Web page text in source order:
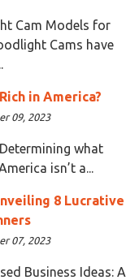
Cam Models for
Cams have
in America?
09, 2023
what
isn’t a...
8 Lucrative
07, 2023
Business Ideas: A